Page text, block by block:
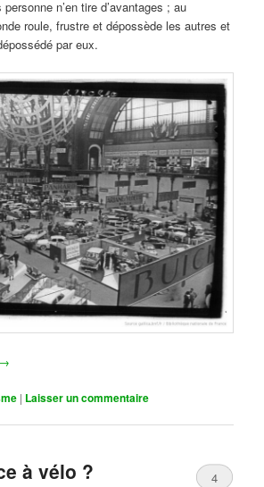
n’en tire d’avantages ; au
roule, frustre et dépossède les autres et
par eux.
→
| Laisser un commentaire
à vélo ? 4